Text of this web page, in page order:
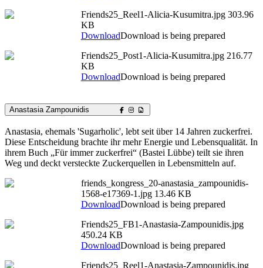
Friends25_Reel1-Alicia-Kusumitra.jpg 303.96
KB
DownloadDownload is being prepared
Friends25_Post1-Alicia-Kusumitra.jpg 216.77
KB
DownloadDownload is being prepared
Anastasia Zampounidis
Anastasia, ehemals 'Sugarholic', lebt seit über 14 Jahren zuckerfrei.
Diese Entscheidung brachte ihr mehr Energie und Lebensqualität. In
ihrem Buch „Für immer zuckerfrei“ (Bastei Lübbe) teilt sie ihren
Weg und deckt versteckte Zuckerquellen in Lebensmitteln auf.
friends_kongress_20-anastasia_zampounidis-
1568-e17369-1.jpg 13.46 KB
DownloadDownload is being prepared
Friends25_FB1-Anastasia-Zampounidis.jpg
450.24 KB
DownloadDownload is being prepared
Friends25_Reel1-Anastasia-Zampounidis.jpg